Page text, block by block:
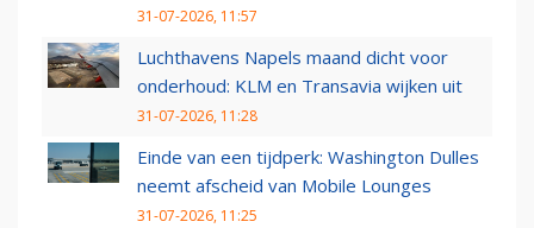
31-07-2026, 11:57
Luchthavens Napels maand dicht voor
onderhoud: KLM en Transavia wijken uit
31-07-2026, 11:28
Einde van een tijdperk: Washington Dulles
neemt afscheid van Mobile Lounges
31-07-2026, 11:25